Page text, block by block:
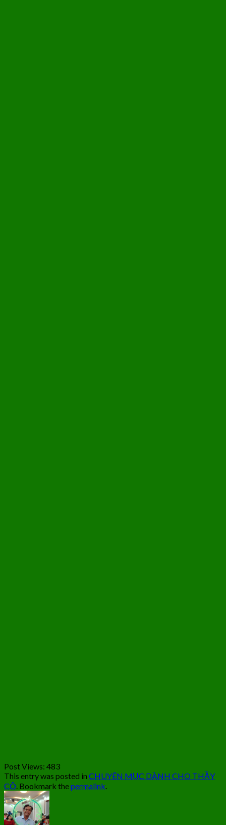
Post Views: 483
This entry was posted in CHUYÊN MỤC DÀNH CHO THẦY
CÔ. Bookmark thepermalink.